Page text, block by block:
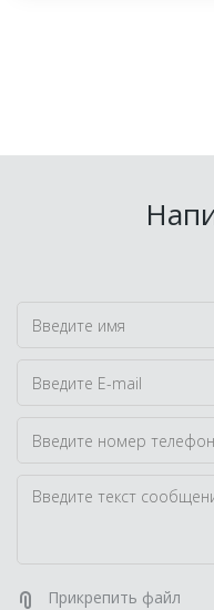
Прикрепить файл